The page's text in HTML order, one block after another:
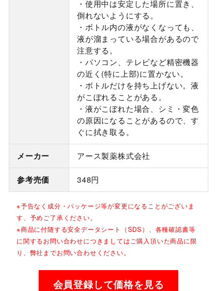
・使用中は安定した場所に置き、
倒れないようにする。
・ボトル内の液がなくなっても、
液が溜まっている場合があるので
注意する。
・パソコン、テレビなど精密機器
の近く(特に上部)に置かない。
・ボトルだけを持ち上げない。液
がこぼれることがある。
・液がこぼれた場合、シミ・変色
の原因になることがあるので、す
ぐに拭き取る。
メーカー アース製薬株式会社
参考売価 348円
※予告なく成分・パッケージ等が変更になることがございま
す、予めご了承ください。
※商品に付随する安全データシート（SDS）、各種確認書等
に関するお問い合わせにつきましてはご購入頂いた商品に限
り、弊社までお問い合わせください。
会員登録して価格を見る